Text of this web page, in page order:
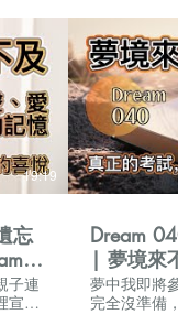
19:19
忘
子連
宣告
Dream
| 夢境來
#榮格心
夢中我即將
完全沒準備